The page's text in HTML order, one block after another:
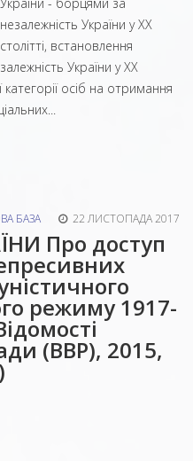
незалежність України у XX
столітті, встановлення
України у XX
категорії осіб на отримання
БАЗА 22 ЛИСТОПАДА 2017
Про доступ
режиму 1917-
(ВВР), 2015,